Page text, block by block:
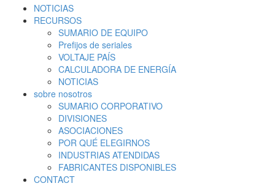
NOTICIAS
RECURSOS
SUMARIO DE EQUIPO
Prefijos de seriales
VOLTAJE PAÍS
CALCULADORA DE ENERGÍA
NOTICIAS
sobre nosotros
SUMARIO CORPORATIVO
DIVISIONES
ASOCIACIONES
POR QUÉ ELEGIRNOS
INDUSTRIAS ATENDIDAS
FABRICANTES DISPONIBLES
CONTACT